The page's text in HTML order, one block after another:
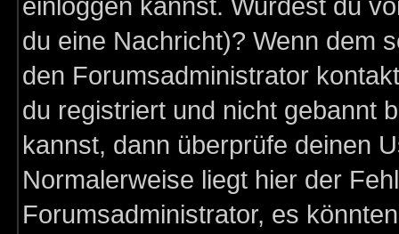
einloggen kannst. Wurdest du
du eine Nachricht)? Wenn dem
den Forumsadministrator
du registriert und nicht gebannt
kannst, dann überprüfe deinen
Normalerweise liegt hier der
Forumsadministrator, es